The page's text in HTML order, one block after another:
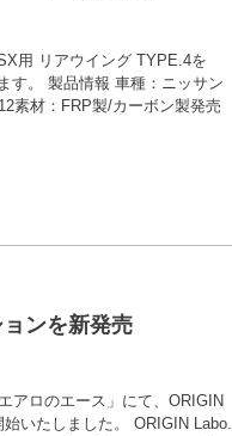
用 リアウイング TYPE.4を
す。 製品情報 車種：ニッサン
素材：FRP製/カーボン製発売
ンを新発売
アロのエース」にて、ORIGIN
いたしました。 ORIGIN Labo.